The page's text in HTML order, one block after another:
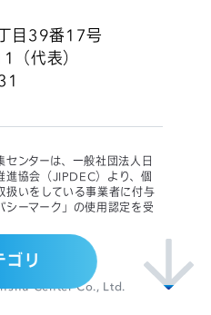
ゴリ
目39番17号
代表）
センターは、一般社団法人日
進協会（JIPDEC）より、個
扱いをしている事業者に付与
シーマーク」の使用認定を受
護方針
Center Co., Ltd.